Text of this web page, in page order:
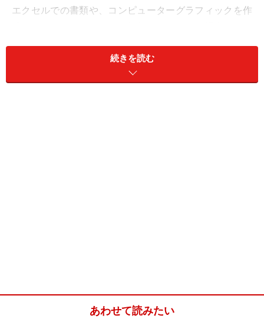
エクセルでの書類や、コンピューターグラフィックを作
ぎると合わせたい箇所を通り過ぎることがあります。そ
のようなとき、カーソルスピードを落とすと作業がしや
※記事内容は執筆時点のものです。最新の内容をご確認くださ
続きを読む
あわせて読みたい